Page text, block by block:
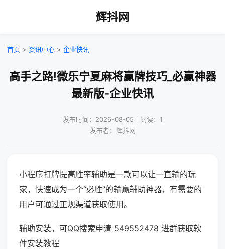
辉抖网
首页 > 资讯中心 > 企业快讯
高手之路!微乐宁夏麻将赢牌技巧_必赢神器
最新版-企业快讯
发布时间：2026-08-05｜阅读：1
发布者：辉抖网
小程序打牌提高胜率辅助是一款可以让一直输的玩
家，快速成为一个“必胜”的输赢辅助神器，有需要的
用户可通过正规渠道获取使用。
辅助安装，可QQ搜索申请 549552478 进群获取软
件安装教程